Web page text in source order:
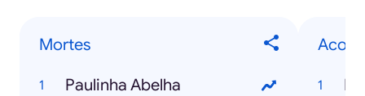
Mortes
Paulinha Abelha